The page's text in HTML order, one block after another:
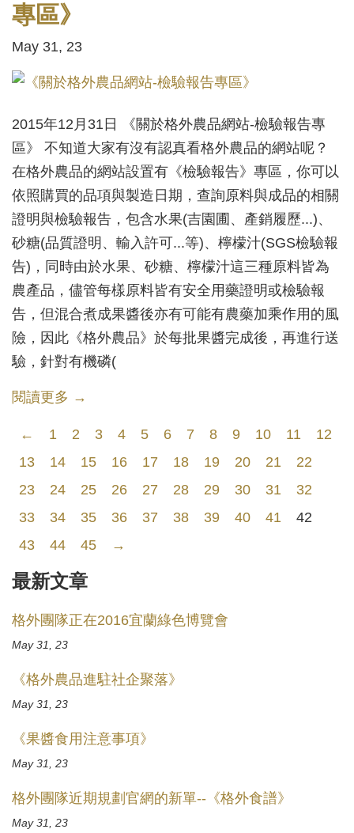
專區》
May 31, 23
2015年12月31日 《關於格外農品網站-檢驗報告專
區》 不知道大家有沒有認真看格外農品的網站呢？
在格外農品的網站設置有《檢驗報告》專區，你可以
依照購買的品項與製造日期，查詢原料與成品的相關
證明與檢驗報告，包含水果(吉園圃、產銷履歷...)、
砂糖(品質證明、輸入許可...等)、檸檬汁(SGS檢驗報
告)，同時由於水果、砂糖、檸檬汁這三種原料皆為
農產品，儘管每樣原料皆有安全用藥證明或檢驗報
告，但混合煮成果醬後亦有可能有農藥加乘作用的風
險，因此《格外農品》於每批果醬完成後，再進行送
驗，針對有機磷(
閱讀更多 →
← 1 2 3 4 5 6 7 8 9 10 11
12
13
14 15 16 17 18 19 20 21
22
23
24 25 26 27 28 29 30 31
32
33
34 35 36 37 38 39 40 41
42
43
44 45 →
最新文章
格外團隊正在2016宜蘭綠色博覽會
May 31, 23
《格外農品進駐社企聚落》
May 31, 23
《果醬食用注意事項》
May 31, 23
格外團隊近期規劃官網的新單--《格外食譜》
May 31, 23